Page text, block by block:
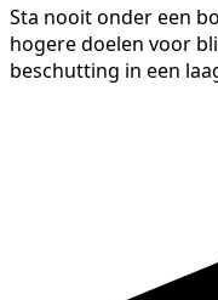
Sta nooit onder een
hogere doelen voor
beschutting in een